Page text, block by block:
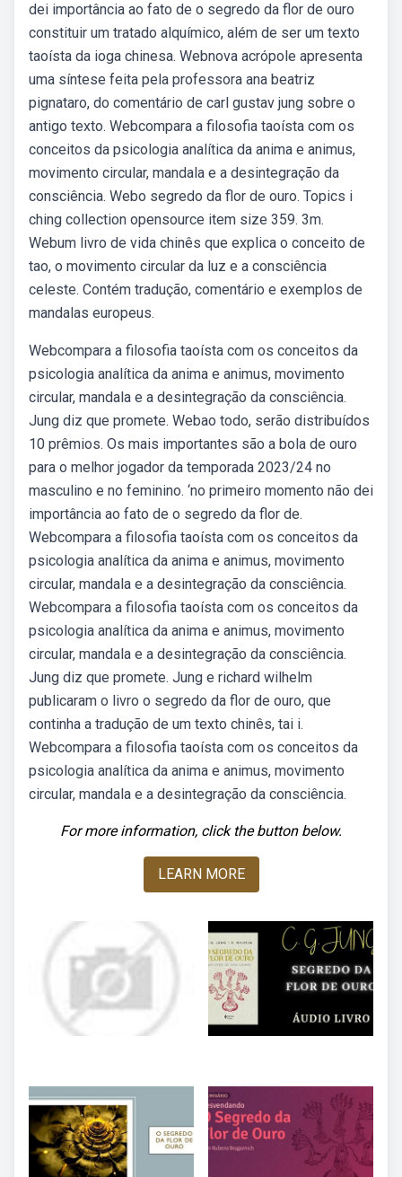
dei importância ao fato de o segredo da flor de ouro
constituir um tratado alquímico, além de ser um texto
taoísta da ioga chinesa. Webnova acrópole apresenta
uma síntese feita pela professora ana beatriz
pignataro, do comentário de carl gustav jung sobre o
antigo texto. Webcompara a filosofia taoísta com os
conceitos da psicologia analítica da anima e animus,
movimento circular, mandala e a desintegração da
consciência. Webo segredo da flor de ouro. Topics i
ching collection opensource item size 359. 3m.
Webum livro de vida chinês que explica o conceito de
tao, o movimento circular da luz e a consciência
celeste. Contém tradução, comentário e exemplos de
mandalas europeus.
Webcompara a filosofia taoísta com os conceitos da
psicologia analítica da anima e animus, movimento
circular, mandala e a desintegração da consciência.
Jung diz que promete. Webao todo, serão distribuídos
10 prêmios. Os mais importantes são a bola de ouro
para o melhor jogador da temporada 2023/24 no
masculino e no feminino. ‘no primeiro momento não dei
importância ao fato de o segredo da flor de.
Webcompara a filosofia taoísta com os conceitos da
psicologia analítica da anima e animus, movimento
circular, mandala e a desintegração da consciência.
Webcompara a filosofia taoísta com os conceitos da
psicologia analítica da anima e animus, movimento
circular, mandala e a desintegração da consciência.
Jung diz que promete. Jung e richard wilhelm
publicaram o livro o segredo da flor de ouro, que
continha a tradução de um texto chinês, tai i.
Webcompara a filosofia taoísta com os conceitos da
psicologia analítica da anima e animus, movimento
circular, mandala e a desintegração da consciência.
For more information, click the button below.
LEARN MORE